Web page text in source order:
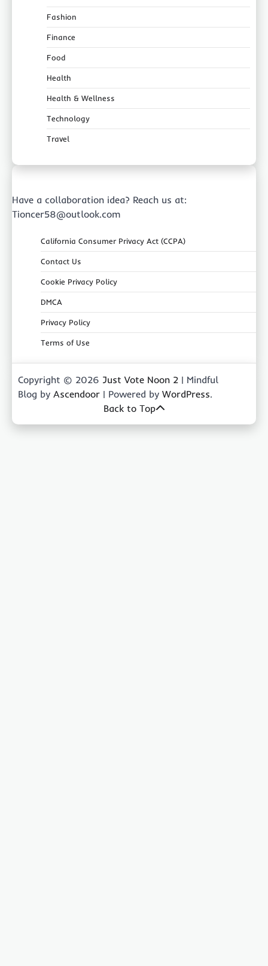
Fashion
Finance
Food
Health
Health & Wellness
Technology
Travel
Have a collaboration idea? Reach us at:
Tioncer58@outlook.com
California Consumer Privacy Act (CCPA)
Contact Us
Cookie Privacy Policy
DMCA
Privacy Policy
Terms of Use
Copyright © 2026 Just Vote Noon 2 | Mindful
Blog by Ascendoor | Powered by WordPress.
Back to Top